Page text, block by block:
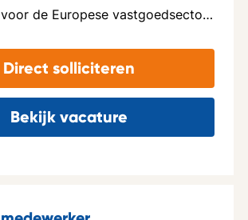
de Europese vastgoedsector
over Duitsland, Frankrijk, het
Nederland, Oostenrijk en
Hiermee zijn zij marktleider in hun
gebruiken zo’n 41.000+
Direct solliciteren
Bekijk vacature